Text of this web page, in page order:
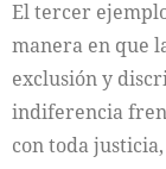
El tercer
manera en que
exclusión y
indiferencia
con toda